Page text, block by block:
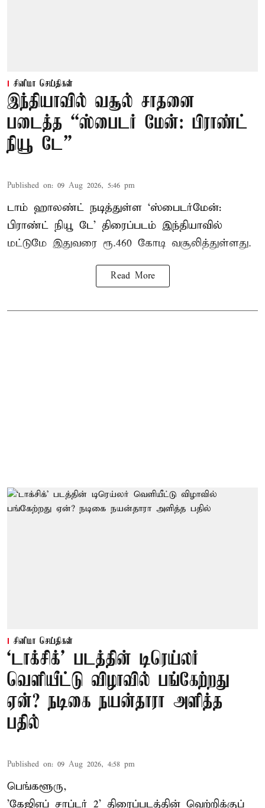
சினிமா செய்திகள்
இந்தியாவில் வசூல் சாதனை
படைத்த “ஸ்பைடர் மேன்: பிராண்ட்
நியூ டே”
Published on: 09 Aug 2026, 5:46 pm
டாம் ஹாலண்ட் நடித்துள்ள ‘ஸ்பைடர்மேன்:
பிராண்ட் நியூ டே’ திரைப்படம் இந்தியாவில்
மட்டுமே இதுவரை ரூ.460 கோடி வசூலித்துள்ளது.
Read More
சினிமா செய்திகள்
‘டாக்சிக்’ படத்தின் டிரெய்லர்
வெளியீட்டு விழாவில் பங்கேற்றது
ஏன்? நடிகை நயன்தாரா அளித்த
பதில்
Published on: 09 Aug 2026, 4:58 pm
பெங்களூரு,
'கேஜிஎப் சாப்டர் 2' திரைப்படத்தின் வெற்றிக்குப்